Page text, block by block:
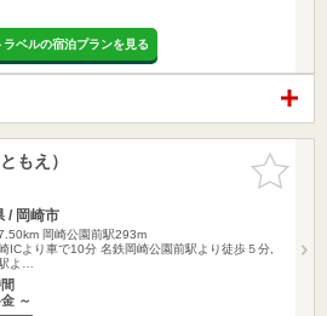
ラベルの宿泊プランを見る
お気に入
りに追加
もえ）
/ 岡崎市
岡崎公園前駅293m
ICより車で10分 名鉄岡崎公園前駅より徒歩５分,
よ…
～